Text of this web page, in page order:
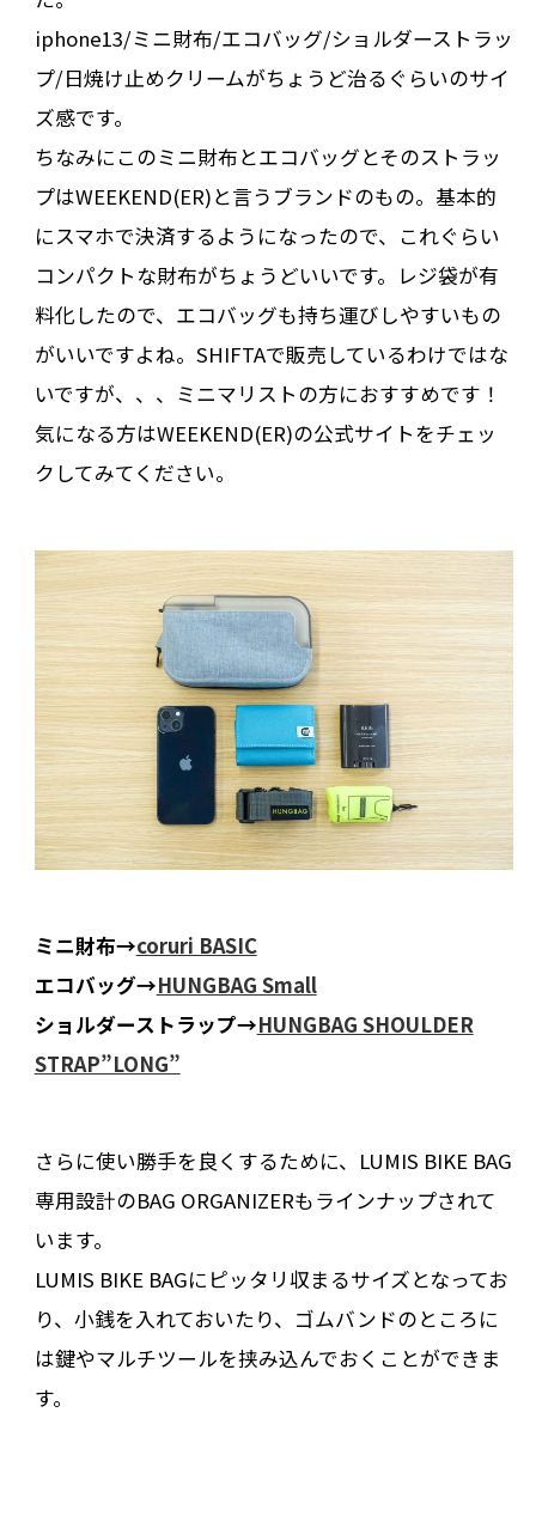
iphone13/ミニ財布/エコバッグ/ショルダーストラッ
プ/日焼け止めクリームがちょうど治るぐらいのサイ
ズ感です。
ちなみにこのミニ財布とエコバッグとそのストラッ
プはWEEKEND(ER)と言うブランドのもの。基本的
にスマホで決済するようになったので、これぐらい
コンパクトな財布がちょうどいいです。レジ袋が有
料化したので、エコバッグも持ち運びしやすいもの
がいいですよね。SHIFTAで販売しているわけではな
いですが、、、ミニマリストの方におすすめです！
気になる方はWEEKEND(ER)の公式サイトをチェッ
クしてみてください。
ミニ財布→coruri BASIC
エコバッグ→HUNGBAG Small
ショルダーストラップ→HUNGBAG SHOULDER
STRAP”LONG”
さらに使い勝手を良くするために、LUMIS BIKE BAG
専用設計のBAG ORGANIZERもラインナップされて
います。
LUMIS BIKE BAGにピッタリ収まるサイズとなってお
り、小銭を入れておいたり、ゴムバンドのところに
は鍵やマルチツールを挟み込んでおくことができま
す。